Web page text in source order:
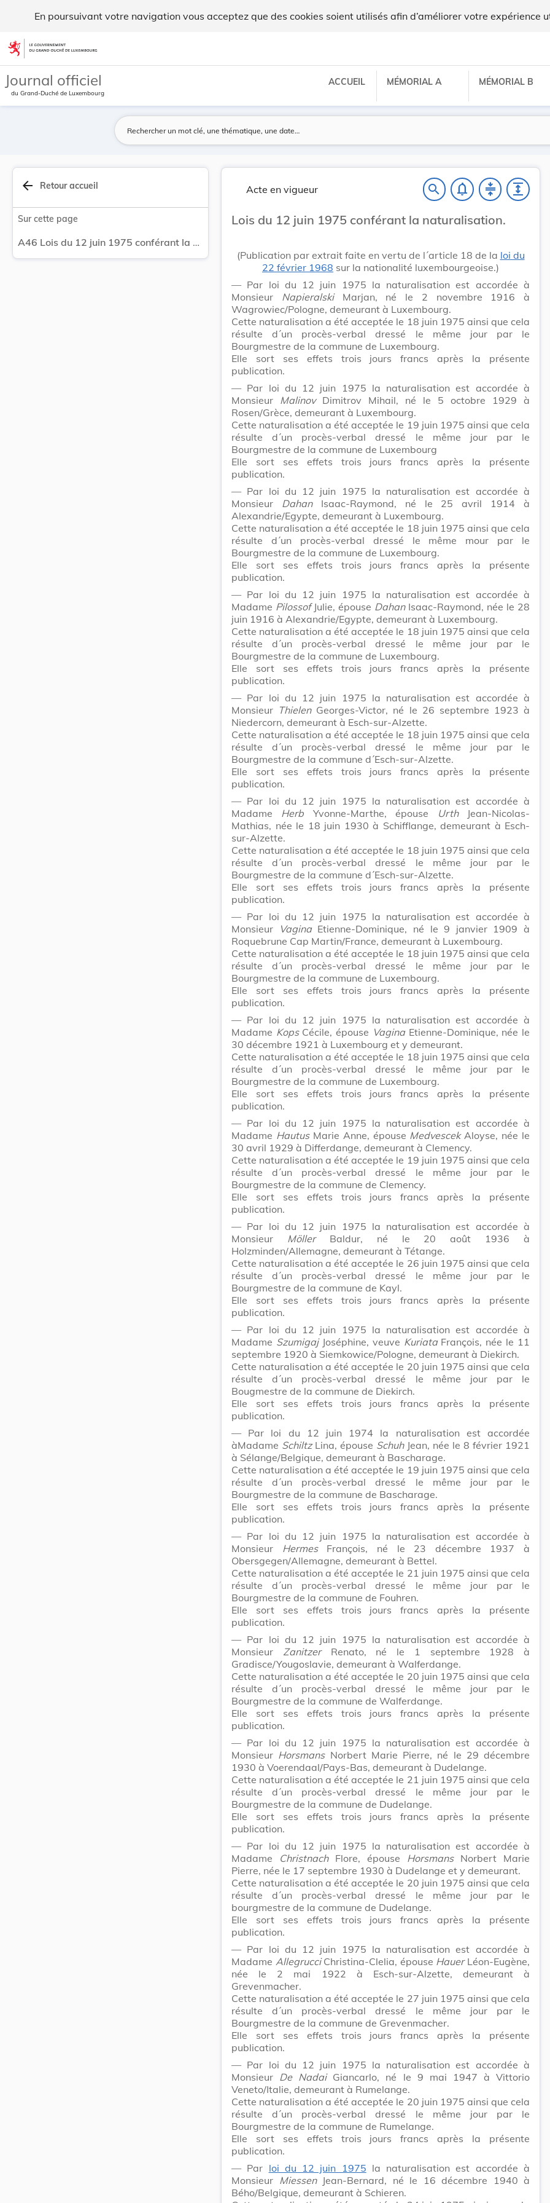
En poursuivant votre navigation vous acceptez que des cookies soient utilisés afin d’améliorer votre expérience
Aller au contenu
Journal officiel
du Grand-Duché de Luxembourg
ACCUEIL MÉMORIAL A MÉMORIAL B
arrow_back Retour accueil
Sur cette page
A46 Lois du 12 juin 1975 conférant la naturalisation.
Acte en vigueur search notifications_none compress expand
Lois du 12 juin 1975 conférant la naturalisation.
(Publication par extrait faite en vertu de l´article 18 de la loi du
22 février 1968 sur la nationalité luxembourgeoise.)
― Par loi du 12 juin 1975 la naturalisation est accordée à
Monsieur NapieralskiMarjan, né le 2 novembre 1916 à
Wagrowiec/Pologne, demeurant à Luxembourg.
Cette naturalisation a été acceptée le 18 juin 1975 ainsi que cela
résulte d´un procès-verbal dressé le même jour par le
Bourgmestre de la commune de Luxembourg.
Elle sort ses effets trois jours francs après la présente
publication.
― Par loi du 12 juin 1975 la naturalisation est accordée à
Monsieur MalinovDimitrov Mihail, né le 5 octobre 1929 à
Rosen/Grèce, demeurant à Luxembourg.
Cette naturalisation a été acceptée le 19 juin 1975 ainsi que cela
résulte d´un procès-verbal dressé le même jour par le
Bourgmestre de la commune de Luxembourg
Elle sort ses effets trois jours francs après la présente
publication.
― Par loi du 12 juin 1975 la naturalisation est accordée à
Monsieur DahanIsaac-Raymond, né le 25 avril 1914 à
Alexandrie/Egypte, demeurant à Luxembourg.
Cette naturalisation a été acceptée le 18 juin 1975 ainsi que cela
résulte d´un procès-verbal dressé le même mour par le
Bourgmestre de la commune de Luxembourg.
Elle sort ses effets trois jours francs après la présente
publication.
― Par loi du 12 juin 1975 la naturalisation est accordée à
Madame PilossofJulie, épouse DahanIsaac-Raymond, née le 28
juin 1916 à Alexandrie/Egypte, demeurant à Luxembourg.
Cette naturalisation a été acceptée le 18 juin 1975 ainsi que cela
résulte d´un procès-verbal dressé le même jour par le
Bourgmestre de la commune de Luxembourg.
Elle sort ses effets trois jours francs après la présente
publication.
― Par loi du 12 juin 1975 la naturalisation est accordée à
Monsieur ThielenGeorges-Victor, né le 26 septembre 1923 à
Niedercorn, demeurant à Esch-sur-Alzette.
Cette naturalisation a été acceptée le 18 juin 1975 ainsi que cela
résulte d´un procès-verbal dressé le même jour par le
Bourgmestre de la commune d´Esch-sur-Alzette.
Elle sort ses effets trois jours francs après la présente
publication.
― Par loi du 12 juin 1975 la naturalisation est accordée à
Madame Herb Yvonne-Marthe, épouse UrthJean-Nicolas-
Mathias, née le 18 juin 1930 à Schifflange, demeurant à Esch-
sur-Alzette.
Cette naturalisation a été acceptée le 18 juin 1975 ainsi que cela
résulte d´un procès-verbal dressé le même jour par le
Bourgmestre de la commune d´Esch-sur-Alzette.
Elle sort ses effets trois jours francs après la présente
publication.
― Par loi du 12 juin 1975 la naturalisation est accordée à
Monsieur
VaginaEtienne-Dominique, né le 9 janvier 1909 à
Roquebrune Cap Martin/France, demeurant à Luxembourg.
Cette naturalisation a été acceptée le 18 juin 1975 ainsi que cela
résulte d´un procès-verbal dressé le même jour par le
Bourgmestre de la commune de Luxembourg.
Elle sort ses effets trois jours francs après la présente
publication.
― Par loi du 12 juin 1975 la naturalisation est accordée à
Madame KopsCécile, épouse VaginaEtienne-Dominique, née le
30 décembre 1921 à Luxembourg et y demeurant.
Cette naturalisation a été acceptée le 18 juin 1975 ainsi que cela
résulte d´un procès-verbal dressé le même jour par le
Bourgmestre de la commune de Luxembourg.
Elle sort ses effets trois jours francs après la présente
publication.
― Par loi du 12 juin 1975 la naturalisation est accordée à
Madame HautusMarie Anne, épouse MedvescekAloyse, née le
30 avril 1929 à Differdange, demeurant à Clemency.
Cette naturalisation a été acceptée le 19 juin 1975 ainsi que cela
résulte d´un procès-verbal dressé le même jour par le
Bourgmestre de la commune de Clemency.
Elle sort ses effets trois jours francs après la présente
publication.
― Par loi du 12 juin 1975 la naturalisation est accordée à
Monsieur MöllerBaldur, né le 20 août 1936 à
Holzminden/Allemagne, demeurant à Tétange.
Cette naturalisation a été acceptée le 26 juin 1975 ainsi que cela
résulte d´un procès-verbal dressé le même jour par le
Bourgmestre de la commune de Kayl.
Elle sort ses effets trois jours francs après la présente
publication.
― Par loi du 12 juin 1975 la naturalisation est accordée à
Madame SzumigajJoséphine, veuve KuriataFrançois, née le 11
septembre 1920 à Siemkowice/Pologne, demeurant à Diekirch.
Cette naturalisation a été acceptée le 20 juin 1975 ainsi que cela
résulte d´un procès-verbal dressé le même jour par le
Bougmestre de la commune de Diekirch.
Elle sort ses effets trois jours francs après la présente
publication.
― Par loi du 12 juin 1974 la naturalisation est accordée
àMadame SchiltzLina, épouse SchuhJean, née le 8 février 1921
à Sélange/Belgique, demeurant à Bascharage.
Cette naturalisation a été acceptée le 19 juin 1975 ainsi que cela
résulte d´un procès-verbal dressé le même jour par le
Bourgmestre de la commune de Bascharage.
Elle sort ses effets trois jours francs après la présente
publication.
― Par loi du 12 juin 1975 la naturalisation est accordée à
Monsieur HermesFrançois, né le 23 décembre 1937 à
Obersgegen/Allemagne, demeurant à Bettel.
Cette naturalisation a été acceptée le 21 juin 1975 ainsi que cela
résulte d´un procès-verbal dressé le même jour par le
Bourgmestre de la commune de Fouhren.
Elle sort ses effets trois jours francs après la présente
publication.
― Par loi du 12 juin 1975 la naturalisation est accordée à
Monsieur ZanitzerRenato, né le 1 septembre 1928 à
Gradisce/Yougoslavie, demeurant à Walferdange.
Cette naturalisation a été acceptée le 20 juin 1975 ainsi que cela
résulte d´un procès-verbal dressé le même jour par le
Bourgmestre de la commune de Walferdange.
Elle sort ses effets trois jours francs après la présente
publication.
― Par loi du 12 juin 1975 la naturalisation est accordée à
Monsieur HorsmansNorbert Marie Pierre, né le 29 décembre
1930 à Voerendaal/Pays-Bas, demeurant à Dudelange.
Cette naturalisation a été acceptée le 21 juin 1975 ainsi que cela
résulte d´un procès-verbal dressé le même jour par le
Bourgmestre de la commune de Dudelange.
Elle sort ses effets trois jours francs après la présente
publication.
― Par loi du 12 juin 1975 la naturalisation est accordée à
Madame ChristnachFlore, épouse HorsmansNorbert Marie
Pierre, née le 17 septembre 1930 à Dudelange et y demeurant.
Cette naturalisation a été acceptée le 20 juin 1975 ainsi que cela
résulte d´un procès-verbal dressé le même jour par le
bourgmestre de la commune de Dudelange.
Elle sort ses effets trois jours francs après la présente
publication.
― Par loi du 12 juin 1975 la naturalisation est accordée à
Madame AllegrucciChristina-Clelia, épouse HauerLéon-Eugène,
née le 2 mai 1922 à Esch-sur-Alzette, demeurant à
Grevenmacher.
Cette naturalisation a été acceptée le 27 juin 1975 ainsi que cela
résulte d´un procès-verbal dressé le même jour par le
Bourgmestre de la commune de Grevenmacher.
Elle sort ses effets trois jours francs après la présente
publication.
― Par loi du 12 juin 1975 la naturalisation est accordée à
Monsieur De NadaiGiancarlo, né le 9 mai 1947 à Vittorio
Veneto/Italie, demeurant à Rumelange.
Cette naturalisation a été acceptée le 20 juin 1975 ainsi que cela
résulte d´un procès-verbal dressé le même jour par le
Bourgmestre de la commune de Rumelange.
Elle sort ses effets trois jours francs après la présente
publication.
― Par loi du 12 juin 1975 la naturalisation est accordée à
Monsieur MiessenJean-Bernard, né le 16 décembre 1940 à
Bého/Belgique, demeurant à Schieren.